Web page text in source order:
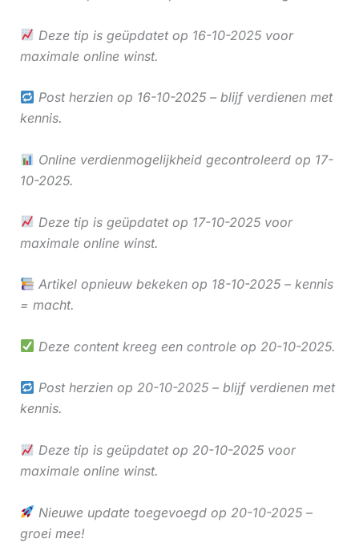
Deze tip is geüpdatet op 16-10-2025 voor
maximale online winst.
Post herzien op 16-10-2025 – blijf verdienen met
kennis.
Online verdienmogelijkheid gecontroleerd op 17-
10-2025.
Deze tip is geüpdatet op 17-10-2025 voor
maximale online winst.
Artikel opnieuw bekeken op 18-10-2025 – kennis
= macht.
Deze content kreeg een controle op 20-10-2025.
Post herzien op 20-10-2025 – blijf verdienen met
kennis.
Deze tip is geüpdatet op 20-10-2025 voor
maximale online winst.
Nieuwe update toegevoegd op 20-10-2025 –
groei mee!